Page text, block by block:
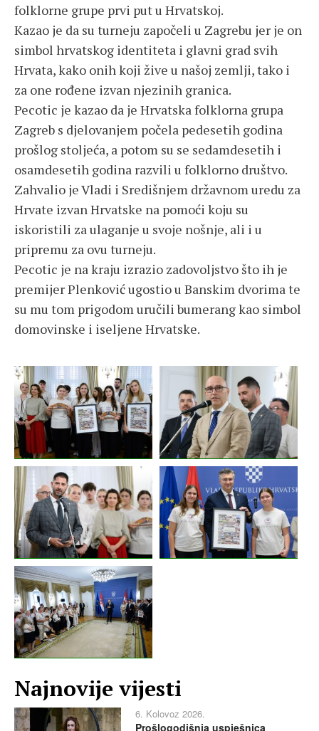
folklorne grupe prvi put u Hrvatskoj.
Kazao je da su turneju započeli u Zagrebu jer je on
simbol hrvatskog identiteta i glavni grad svih
Hrvata, kako onih koji žive u našoj zemlji, tako i
za one rođene izvan njezinih granica.
Pecotic je kazao da je Hrvatska folklorna grupa
Zagreb s djelovanjem počela pedesetih godina
prošlog stoljeća, a potom su se sedamdesetih i
osamdesetih godina razvili u folklorno društvo.
Zahvalio je Vladi i Središnjem državnom uredu za
Hrvate izvan Hrvatske na pomoći koju su
iskoristili za ulaganje u svoje nošnje, ali i u
pripremu za ovu turneju.
Pecotic je na kraju izrazio zadovoljstvo što ih je
premijer Plenković ugostio u Banskim dvorima te
su mu tom prigodom uručili bumerang kao simbol
domovinske i iseljene Hrvatske.
Najnovije vijesti
6. Kolovoz 2026.
Prošlogodišnja uspješnica